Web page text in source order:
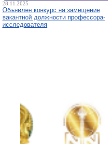
28.11.2025
Объявлен конкурс на замещение
вакантной должности профессора-
исследователя